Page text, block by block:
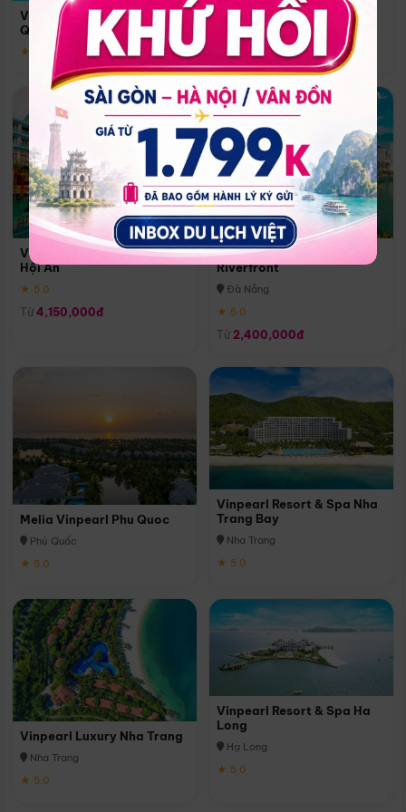
Vinpearl Resort & Spa Phu
Quoc
★ 5.0
Quoc
Phú Quốc
★ 5.0
Vinpearl Resort & Golf Nam
Hội An
★ 5.0
Từ 4,150,000đ
Melia Vinpearl Danang
Riverfront
Đà Nẵng
★ 5.0
Từ 2,400,000đ
Melia Vinpearl Phu Quoc
Phú Quốc
★ 5.0
Vinpearl Resort & Spa Nha
Trang Bay
Nha Trang
★ 5.0
Vinpearl Luxury Nha Trang
Nha Trang
★ 5.0
Vinpearl Resort & Spa Ha
Long
Hạ Long
★ 5.0